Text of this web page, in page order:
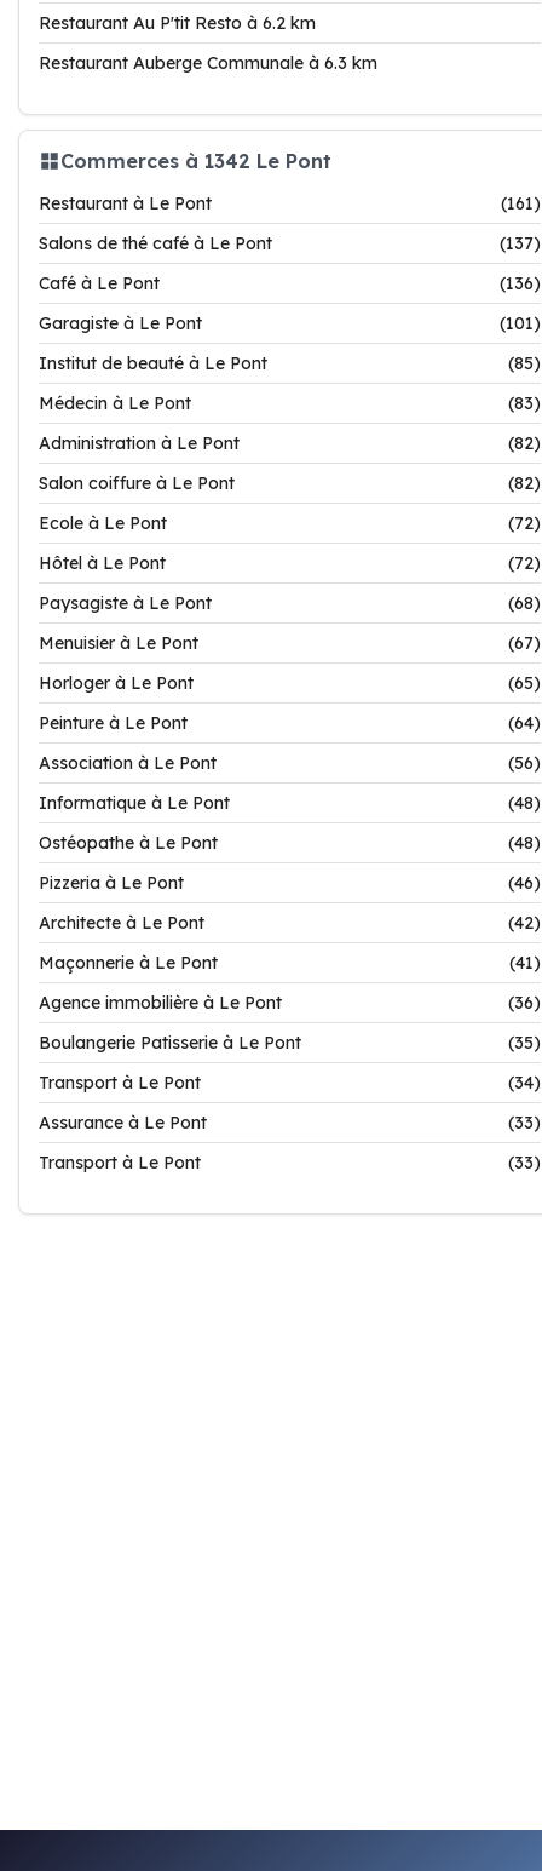
Restaurant Au P'tit Resto à 6.2 km
Restaurant Auberge Communale à 6.3 km
Commerces à 1342 Le Pont
Restaurant à Le Pont
(161)
Salons de thé café à Le Pont
(137)
Café à Le Pont
(136)
Garagiste à Le Pont
(101)
Institut de beauté à Le Pont
(85)
Médecin à Le Pont
(83)
Administration à Le Pont
(82)
Salon coiffure à Le Pont
(82)
Ecole à Le Pont
(72)
Hôtel à Le Pont
(72)
Paysagiste à Le Pont
(68)
Menuisier à Le Pont
(67)
Horloger à Le Pont
(65)
Peinture à Le Pont
(64)
Association à Le Pont
(56)
Informatique à Le Pont
(48)
Ostéopathe à Le Pont
(48)
Pizzeria à Le Pont
(46)
Architecte à Le Pont
(42)
Maçonnerie à Le Pont
(41)
Agence immobilière à Le Pont
(36)
Boulangerie Patisserie à Le Pont
(35)
Transport à Le Pont
(34)
Assurance à Le Pont
(33)
Transport à Le Pont
(33)